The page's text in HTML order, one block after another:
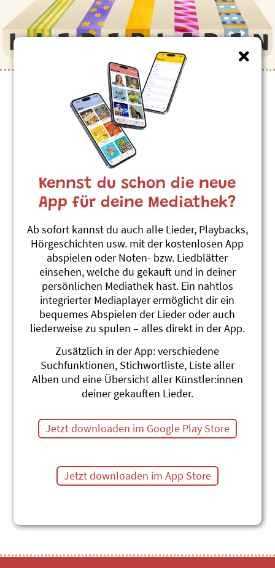
Kinderlieder zum Thema
”Motorrad”
Andrew Bond
Reisefieber
#Fahrzeuge #Motorrad #Zählen
Zehn Motorräder (hochdeutsch)
Andrew Bond
Reisefieber (hochdeutsch)
#Motorrad
De Töff vom Polizischt
Adonia
Fidimaas Lieblingslieder Vol. 1
#Volkslied #Polizei #Motorrad
De Töff vom Polizischt
Dominique Huber
Luschtigi & gschaffigi Liedli
#Motorrad #Polizei #Volkslied
Toby Frey
Judihui
Kennst du schon die neue
App für deine Mediathek?
Ab sofort kannst du auch alle Lieder, Playbacks,
Hörgeschichten usw. mit der kostenlosen App
abspielen oder Noten- bzw. Liedblätter
einsehen, welche du gekauft und in deiner
persönlichen Mediathek hast. Ein nahtlos
integrierter Mediaplayer ermöglicht dir ein
bequemes Abspielen der Lieder oder auch
liederweise zu spulen – alles direkt in der App.
Zusätzlich in der App: verschiedene
Suchfunktionen, Stichwortliste, Liste aller
Alben und eine Übersicht aller Künstler:innen
deiner gekauften Lieder.
Jetzt downloaden im Google Play Store
Jetzt downloaden im App Store